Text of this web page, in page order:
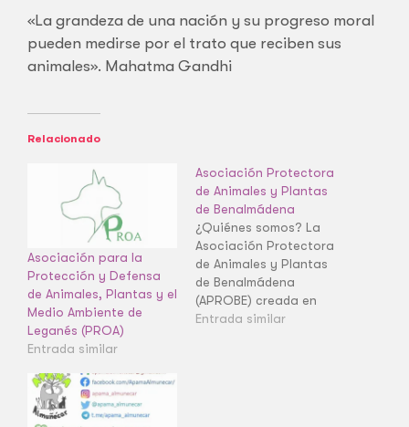
«La grandeza de una nación y su progreso moral
pueden medirse por el trato que reciben sus
animales». Mahatma Gandhi
Relacionado
Asociación para la
Protección y Defensa
de Animales, Plantas y el
Medio Ambiente de
Leganés (PROA)
Entrada similar
Asociación Protectora
de Animales y Plantas
de Benalmádena
¿Quiénes somos? La
Asociación Protectora
de Animales y Plantas
de Benalmádena
(APROBE) creada en
2011 trabaja no sólo en
Entrada similar